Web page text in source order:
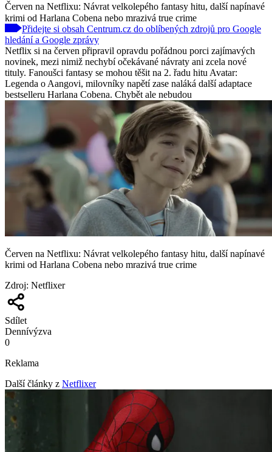
Červen na Netflixu: Návrat velkolepého fantasy hitu, další napínavé
krimi od Harlana Cobena nebo mrazivá true crime
Přidejte si obsah Centrum.cz do oblíbených zdrojů pro Google
hledání a Google zprávy
Netflix si na červen připravil opravdu pořádnou porci zajímavých
novinek, mezi nimiž nechybí očekávané návraty ani zcela nové
tituly. Fanoušci fantasy se mohou těšit na 2. řadu hitu Avatar:
Legenda o Aangovi, milovníky napětí zase naláká další adaptace
bestselleru Harlana Cobena. Chybět ale nebudou
Červen na Netflixu: Návrat velkolepého fantasy hitu, další napínavé
krimi od Harlana Cobena nebo mrazivá true crime
Zdroj: Netflixer
Sdílet
Dennívýzva
0
Reklama
Další články z Netflixer